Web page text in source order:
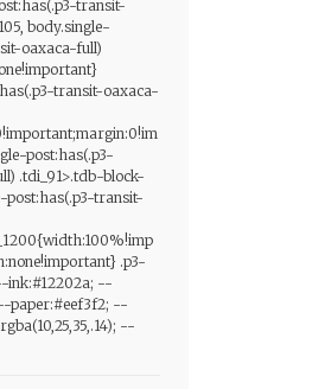
transit-
body.single-
oaxaca-full)
transit-oaxaca-
post:has(.p3-
.tdi_91>.tdb-block-
post:has(.p3-transit-
.p3-
ink:#12202a; --
paper:#eef3f2; --
--